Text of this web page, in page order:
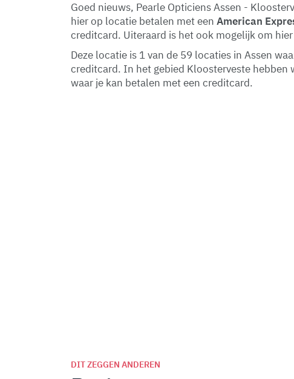
Goed nieuws, Pearle Opticiens Assen -
hier op locatie betalen met een American
creditcard. Uiteraard is het ook mogelijk om
Deze locatie is 1 van de 59 locaties in Assen
creditcard. In het gebied Kloosterveste hebben
waar je kan betalen met een creditcard.
DIT ZEGGEN ANDEREN